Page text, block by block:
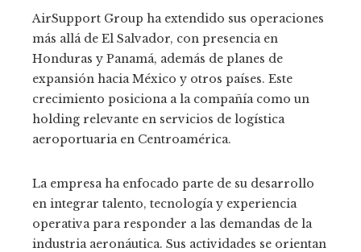
AirSupport Group ha extendido sus operaciones
más allá de El Salvador, con presencia en
Honduras y Panamá, además de planes de
expansión hacia México y otros países. Este
crecimiento posiciona a la compañía como un
holding relevante en servicios de logística
aeroportuaria en Centroamérica.
La empresa ha enfocado parte de su desarrollo
en integrar talento, tecnología y experiencia
operativa para responder a las demandas de la
industria aeronáutica. Sus actividades se orientan